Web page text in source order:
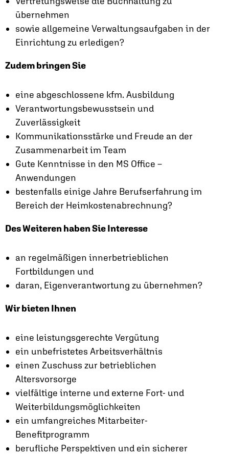
übernehmen
sowie allgemeine Verwaltungsaufgaben in der
Einrichtung zu erledigen?
Zudem bringen Sie
eine abgeschlossene kfm. Ausbildung
Verantwortungsbewusstsein und
Zuverlässigkeit
Kommunikationsstärke und Freude an der
Zusammenarbeit im Team
Gute Kenntnisse in den MS Office –
Anwendungen
bestenfalls einige Jahre Berufserfahrung im
Bereich der Heimkostenabrechnung?
Des Weiteren haben Sie Interesse
an regelmäßigen innerbetrieblichen
Fortbildungen und
daran, Eigenverantwortung zu übernehmen?
Wir bieten Ihnen
eine leistungsgerechte Vergütung
ein unbefristetes Arbeitsverhältnis
einen Zuschuss zur betrieblichen
Altersvorsorge
vielfältige interne und externe Fort- und
Weiterbildungsmöglichkeiten
ein umfangreiches Mitarbeiter-
Benefitprogramm
berufliche Perspektiven und ein sicherer